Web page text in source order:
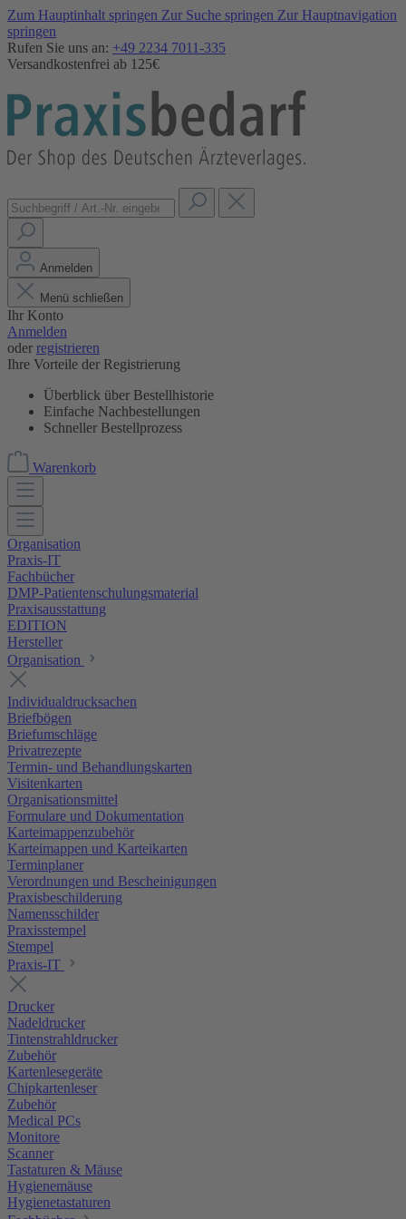
Zum Hauptinhalt springen Zur Suche springen Zur Hauptnavigation
springen
Rufen Sie uns an: +49 2234 7011-335
Versandkostenfrei ab 125€
Anmelden
Menü schließen
Ihr Konto
Anmelden
oder registrieren
Ihre Vorteile der Registrierung
Überblick über Bestellhistorie
Einfache Nachbestellungen
Schneller Bestellprozess
Warenkorb
Organisation
Praxis-IT
Fachbücher
DMP-Patientenschulungsmaterial
Praxisausstattung
EDITION
Hersteller
Organisation
Individualdrucksachen
Briefbögen
Briefumschläge
Privatrezepte
Termin- und Behandlungskarten
Visitenkarten
Organisationsmittel
Formulare und Dokumentation
Karteimappenzubehör
Karteimappen und Karteikarten
Terminplaner
Verordnungen und Bescheinigungen
Praxisbeschilderung
Namensschilder
Praxisstempel
Stempel
Praxis-IT
Drucker
Nadeldrucker
Tintenstrahldrucker
Zubehör
Kartenlesegeräte
Chipkartenleser
Zubehör
Medical PCs
Monitore
Scanner
Tastaturen & Mäuse
Hygienemäuse
Hygienetastaturen